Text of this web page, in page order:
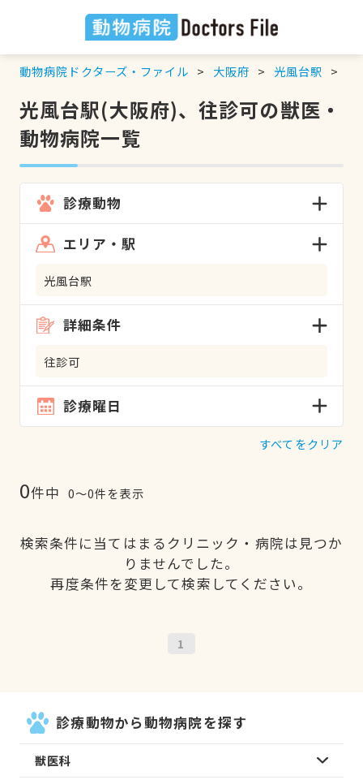
動物病院ドクターズ・ファイル 大阪府 光風台駅
光風台駅(大阪府)、往診可の獣医・
動物病院一覧
診療動物
エリア・駅
光風台駅
詳細条件
往診可
診療曜日
すべてをクリア
0件中 0〜0件を表示
検索条件に当てはまるクリニック・病院は見つか
りませんでした。
再度条件を変更して検索してください。
1
診療動物から動物病院を探す
獣医科